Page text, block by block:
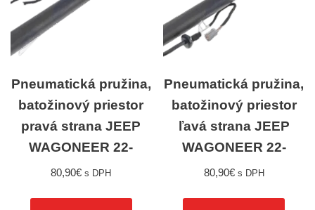
Pneumatická pružina,
batožinový priestor
pravá strana JEEP
WAGONEER 22-
80,90€ s DPH
Pneumatická pružina,
batožinový priestor
ľavá strana JEEP
WAGONEER 22-
80,90€ s DPH